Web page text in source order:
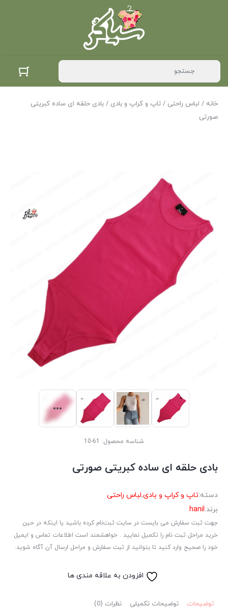
خانه / لباس راحتی / تاپ و کراپ و بادی / بادی حلقه ای ساده کبریتی
صورتی
شناسه محصول: 61-10
بادی حلقه ای ساده کبریتی صورتی
دسته:تاپ و کراپ و بادی,لباس راحتی
برند:hanil
جهت ثبت سفارش می بایست در سایت ثبت‌نام کرده باشید یا اینکه در حین
خرید مراحل ثبت نام را تکمیل نمایید . خواهشمند است اطلاعات تماس و ایمیل
خود را صحیح وارد کنید تا بتوانید از ثبت سفارش و مراحل ارسال آن آگاه شوید.
افزودن به علاقه مندی ها
توضیحات توضیحات تکمیلی نظرات (0)